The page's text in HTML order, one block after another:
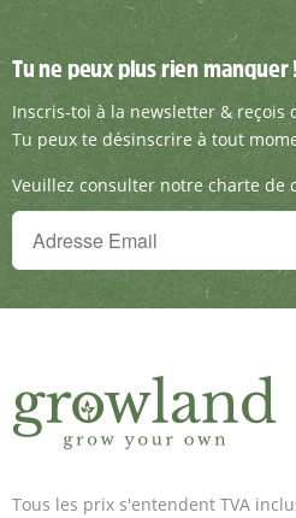
Tu ne peux plus rien manquer !
Inscris-toi à la
Tu ne peux plus rien manquer
Inscris-toi à la newsletter & reçois
Tu peux te désinscrire à tout
Veuillez consulter notre charte de
Tu ne peux plus rien manquer !
Inscris-toi à la newsletter &
Tous les prix s'entendent TVA